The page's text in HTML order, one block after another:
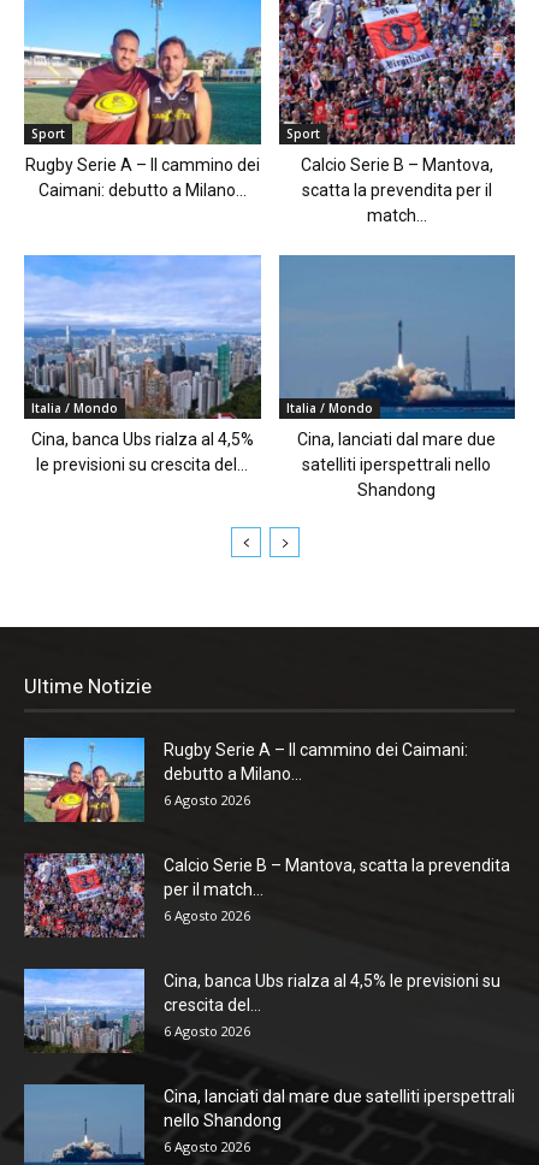
Sport
Rugby Serie A – Il cammino dei
Caimani: debutto a Milano...
Sport
Calcio Serie B – Mantova,
scatta la prevendita per il
match...
Italia / Mondo
Cina, banca Ubs rialza al 4,5%
le previsioni su crescita del...
Italia / Mondo
Cina, lanciati dal mare due
satelliti iperspettrali nello
Shandong
Ultime Notizie
Rugby Serie A – Il cammino dei Caimani:
debutto a Milano...
6 Agosto 2026
Calcio Serie B – Mantova, scatta la prevendita
per il match...
6 Agosto 2026
Cina, banca Ubs rialza al 4,5% le previsioni su
crescita del...
6 Agosto 2026
Cina, lanciati dal mare due satelliti iperspettrali
nello Shandong
6 Agosto 2026